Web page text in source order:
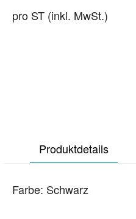
pro ST (inkl. MwSt.)
Produktdetails
Farbe: Schwarz